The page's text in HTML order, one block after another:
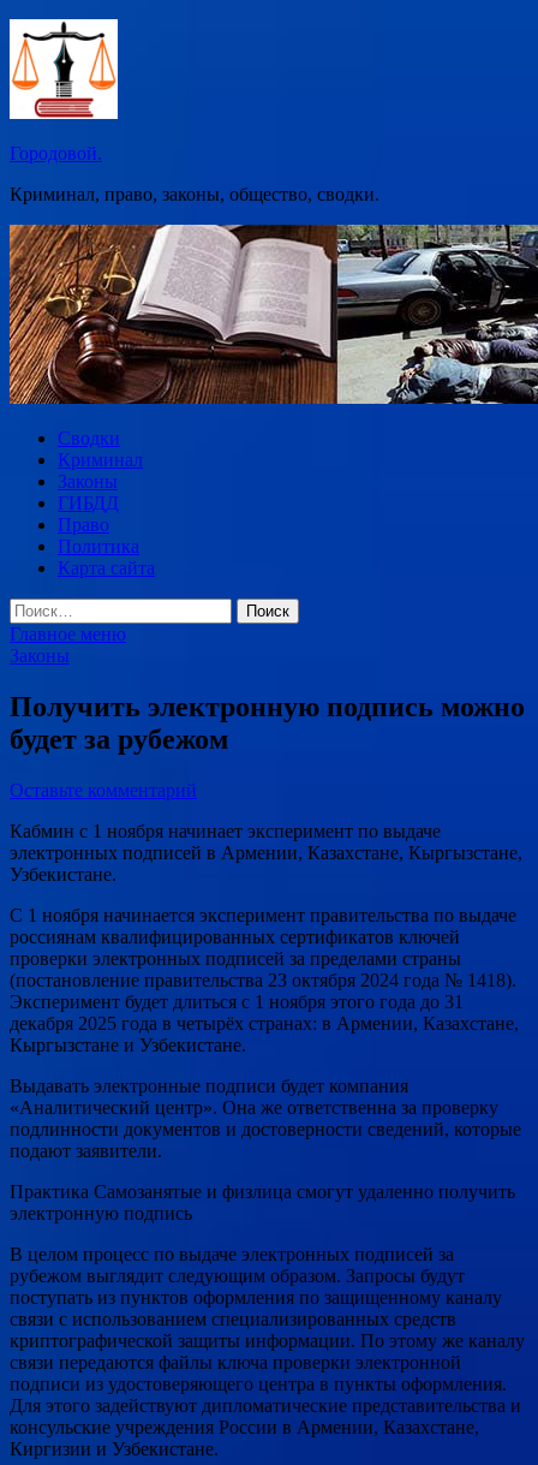
Перейти
содержимому
Городовой.
Криминал, право, законы, общество, сводки.
Сводки
Криминал
Законы
ГИБДД
Право
Политика
Карта сайта
Найти:
Главное меню
Законы
Получить электронную подпись можно
будет за рубежом
Оставьте комментарий
Кабмин с 1 ноября начинает эксперимент по выдаче
электронных подписей в Армении, Казахстане, Кыргызстане,
Узбекистане.
С 1 ноября начинается эксперимент правительства по выдаче
россиянам квалифицированных сертификатов ключей
проверки электронных подписей за пределами страны
(постановление правительства 23 октября 2024 года № 1418).
Эксперимент будет длиться с 1 ноября этого года до 31
декабря 2025 года в четырёх странах: в Армении, Казахстане,
Кыргызстане и Узбекистане.
Выдавать электронные подписи будет компания
«Аналитический центр». Она же ответственна за проверку
подлинности документов и достоверности сведений, которые
подают заявители.
Практика Самозанятые и физлица смогут удаленно получить
электронную подпись
В целом процесс по выдаче электронных подписей за
рубежом выглядит следующим образом. Запросы будут
поступать из пунктов оформления по защищенному каналу
связи с использованием специализированных средств
криптографической защиты информации. По этому же каналу
связи передаются файлы ключа проверки электронной
подписи из удостоверяющего центра в пункты оформления.
Для этого задействуют дипломатические представительства и
консульские учреждения России в Армении, Казахстане,
Киргизии и Узбекистане.